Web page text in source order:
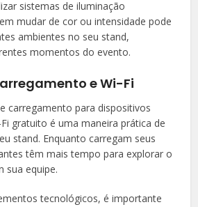
sistemas de iluminação
mudar de cor ou intensidade pode
ambientes no seu stand,
momentos do evento.
e Wi-Fi
carregamento para dispositivos
gratuito é uma maneira prática de
stand. Enquanto carregam seus
têm mais tempo para explorar o
sua equipe.
tecnológicos, é importante